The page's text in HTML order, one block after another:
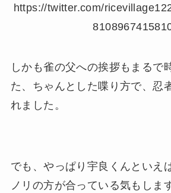
https://twitter.com/
しかも雀の父への挨拶もまるで
た、ちゃんとした喋り方で、忍
れました。
でも、やっぱり宇良くんといえ
ノリの方が合っている気もしま